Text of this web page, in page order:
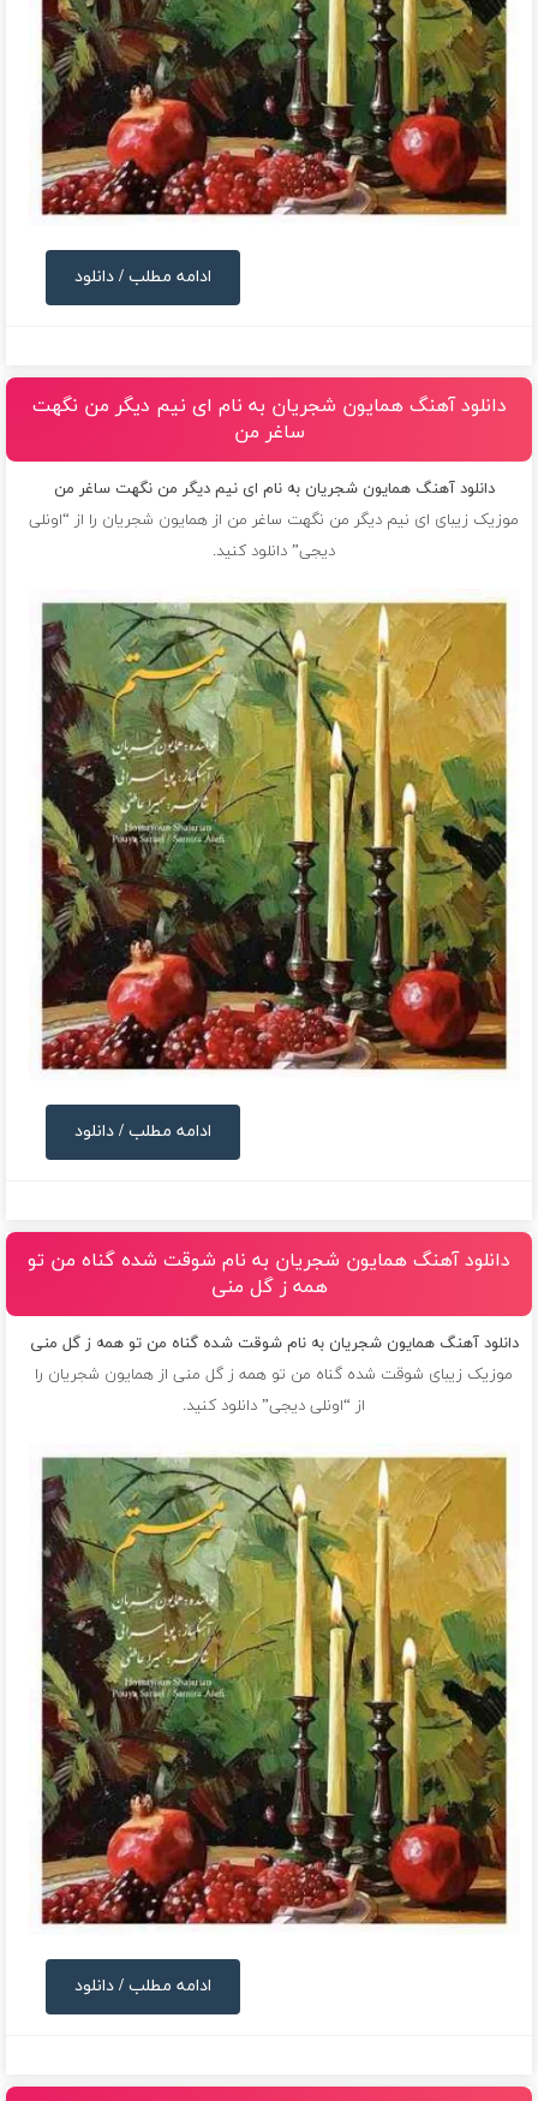
ادامه مطلب / دانلود
دانلود آهنگ همایون شجریان به نام ای نیم دیگر من نگهت
ساغر من
دانلود آهنگ همایون شجریان به نام ای نیم دیگر من نگهت ساغر من
موزیک زیبای ای نیم دیگر من نگهت ساغر من از همایون شجریان را از “اونلی
دیجی” دانلود کنید.
ادامه مطلب / دانلود
دانلود آهنگ همایون شجریان به نام شوقت شده گناه من تو
همه ز گل منی
دانلود آهنگ همایون شجریان به نام شوقت شده گناه من تو همه ز گل منی
موزیک زیبای شوقت شده گناه من تو همه ز گل منی از همایون شجریان را
از “اونلی دیجی” دانلود کنید.
ادامه مطلب / دانلود